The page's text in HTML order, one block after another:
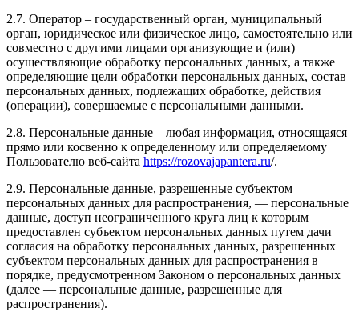
2.7. Оператор – государственный орган, муниципальный
орган, юридическое или физическое лицо, самостоятельно или
совместно с другими лицами организующие и (или)
осуществляющие обработку персональных данных, а также
определяющие цели обработки персональных данных, состав
персональных данных, подлежащих обработке, действия
(операции), совершаемые с персональными данными.
2.8. Персональные данные – любая информация, относящаяся
прямо или косвенно к определенному или определяемому
Пользователю веб-сайта https://rozovajapantera.ru/.
2.9. Персональные данные, разрешенные субъектом
персональных данных для распространения, — персональные
данные, доступ неограниченного круга лиц к которым
предоставлен субъектом персональных данных путем дачи
согласия на обработку персональных данных, разрешенных
субъектом персональных данных для распространения в
порядке, предусмотренном Законом о персональных данных
(далее — персональные данные, разрешенные для
распространения).